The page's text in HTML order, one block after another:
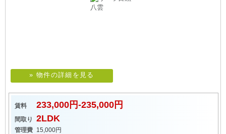
» 物件の詳細を見る
賃料 233,000円-235,000円
間取り 2LDK
管理費 15,000円